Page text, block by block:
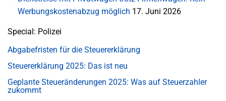
Werbungskostenabzug möglich 17. Juni 2026
Special: Polizei
Abgabefristen für die Steuererklärung
Steuererklärung 2025: Das ist neu
Geplante Steueränderungen 2025: Was auf Steuerzahler
zukommt